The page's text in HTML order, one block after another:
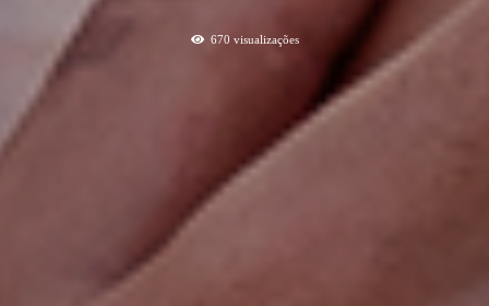
670 visualizações